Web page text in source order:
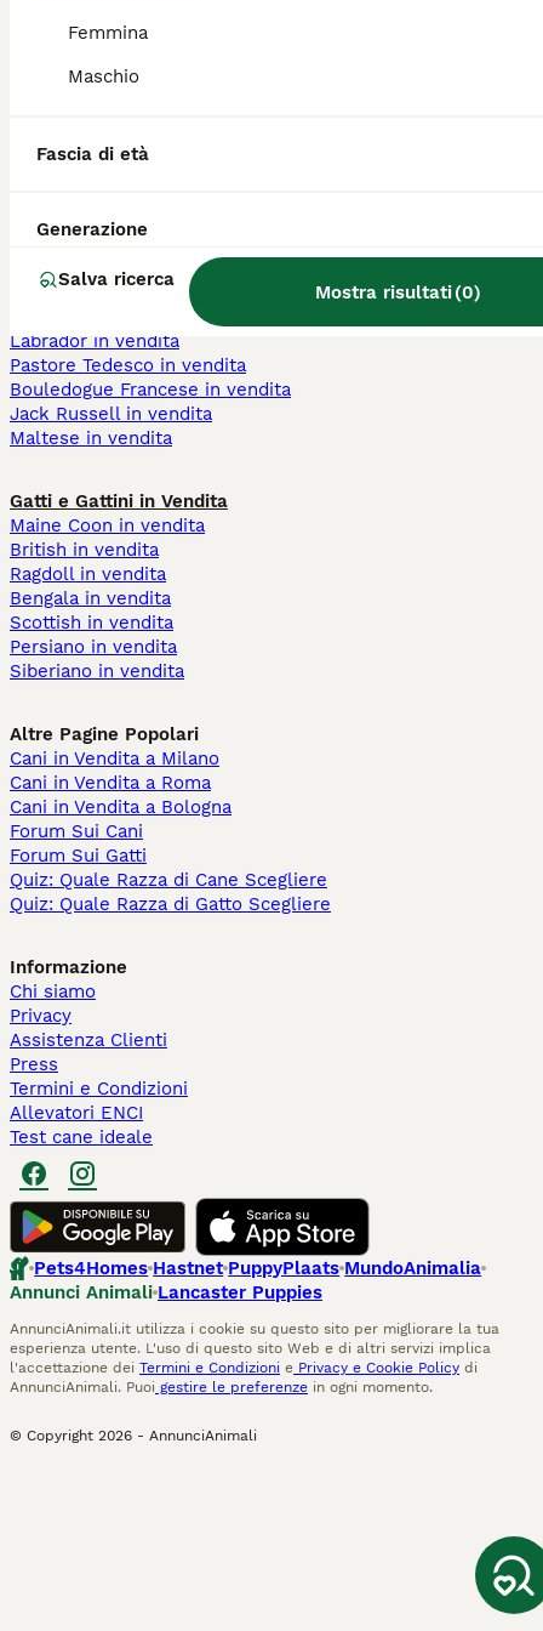
Femmina
Maschio
Fascia di età
Generazione
Salva ricerca
Mostra risultati(0)
addestrato cuccioli
cani a pelo corto
cani pelo corto taglia
Cani e Cuccioli in Vendita
Chihuahua in vendita
Barboncino in vendita
Labrador in vendita
Pastore Tedesco in vendita
Bouledogue Francese in vendita
Jack Russell in vendita
Maltese in vendita
Gatti e Gattini in Vendita
Maine Coon in vendita
British in vendita
Ragdoll in vendita
Bengala in vendita
Scottish in vendita
Persiano in vendita
Siberiano in vendita
Altre Pagine Popolari
Cani in Vendita a Milano
Cani in Vendita a Roma
Cani in Vendita a Bologna
Forum Sui Cani
Forum Sui Gatti
Quiz: Quale Razza di Cane Scegliere
Quiz: Quale Razza di Gatto Scegliere
Informazione
Chi siamo
Privacy
Assistenza Clienti
Press
Termini e Condizioni
Allevatori ENCI
Test cane ideale
Pets4Homes Hastnet PuppyPlaats MundoAnimalia
Annunci Animali Lancaster Puppies
AnnunciAnimali.it utilizza i cookie su questo sito per migliorare la tua
esperienza utente. L'uso di questo sito Web e di altri servizi implica
l'accettazione dei Termini e Condizioni e Privacy e Cookie Policy di
AnnunciAnimali. Puoi gestire le preferenze in ogni momento.
© Copyright 2026 - AnnunciAnimali